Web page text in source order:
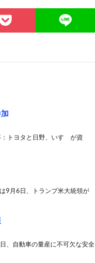
トヨタと日野、いすゞが資
9月6日、トランプ米大統領が
、自動車の量産に不可欠な安全